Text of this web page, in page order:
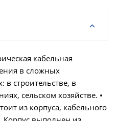
кабельная
в сложных
в строительстве, в
сельском хозяйстве. •
из корпуса, кабельного